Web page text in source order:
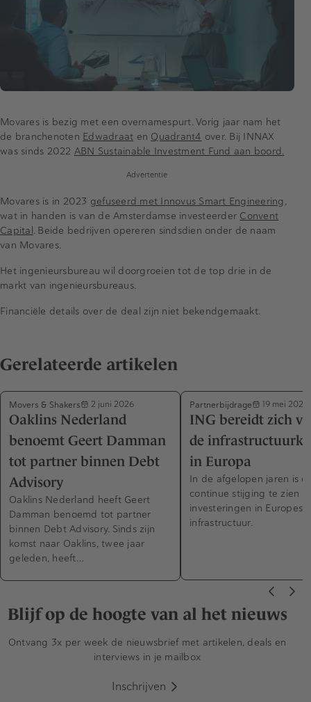
Movares is bezig met een overnamespurt. Vorig jaar nam het
de branchenoten Edwadraat en Quadrant4 over. Bij INNAX
was sinds 2022 ABN Sustainable Investment Fund aan boord.
Advertentie
Movares is in 2023 gefuseerd met Innovus Smart Engineering,
wat in handen is van de Amsterdamse investeerder Convent
Capital . Beide bedrijven opereren sindsdien onder de naam
van Movares.
Het ingenieursbureau wil doorgroeien tot de top drie in de
markt van ingenieursbureaus.
Financiële details over de deal zijn niet bekendgemaakt.
Gerelateerde artikelen
Movers & Shakers 2 juni 2026
Oaklins Nederland
benoemt Geert Damman
tot partner binnen Debt
Advisory
Oaklins Nederland heeft Geert
Damman benoemd tot partner
binnen Debt Advisory. Sinds zijn
komst naar Oaklins, twee jaar
geleden, heeft…
Partnerbijdrage 19 mei 2026
ING bereidt zich
de
in Europa
In de afgelopen jaren is
continue stijging te zien in
investeringen in Europese
infrastructuur.
Blijf op de hoogte van al het nieuws
Ontvang 3x per week de nieuwsbrief met artikelen, deals en
interviews in je mailbox
Inschrijven